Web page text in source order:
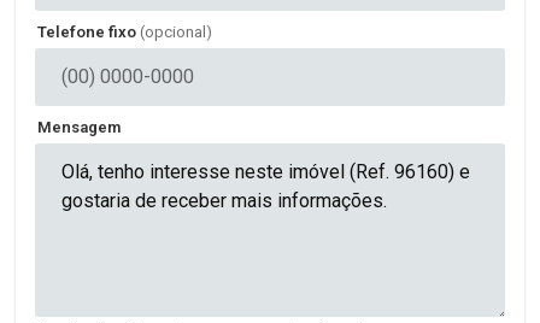
Telefone fixo (opcional)
Mensagem